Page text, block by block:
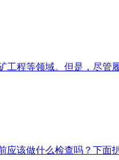
程等领域。但是，尽
该做什么检查吗？下面